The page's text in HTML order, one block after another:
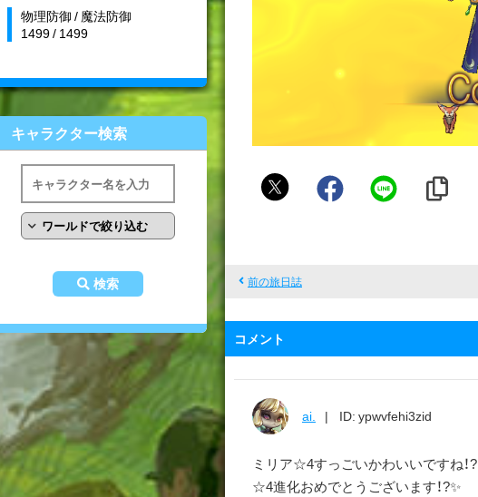
物理防御 / 魔法防御
1499 / 1499
キャラクター検索
検索
く
前の旅日誌
コメント
ai. ID: ypwvfehi3zid
ミリア☆4すっごいかわいいですね！?
☆4進化おめでとうございます！?✨